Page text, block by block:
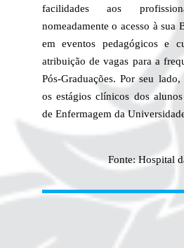
facilidades aos
nomeadamente o acesso à sua
em eventos pedagógicos e
atribuição de vagas para a
Pós-Graduações. Por seu
os estágios clínicos dos
de Enfermagem da
Fonte: Hospital